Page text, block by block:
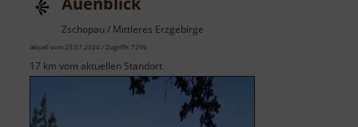
Zschopau / Mittleres Erzgebirge
aktuell vom 23.07.2024 / Zugriffe: 7296
17 km vom aktuellen Standort